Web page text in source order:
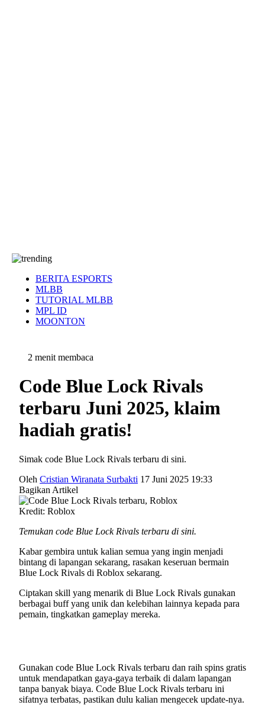
BERITA ESPORTS
MLBB
TUTORIAL MLBB
MPL ID
MOONTON
2 menit membaca
Code Blue Lock Rivals
terbaru Juni 2025, klaim
hadiah gratis!
Simak code Blue Lock Rivals terbaru di sini.
Oleh Cristian Wiranata Surbakti 17 Juni 2025 19:33
Bagikan Artikel
Kredit: Roblox
Temukan code Blue Lock Rivals terbaru di sini.
Kabar gembira untuk kalian semua yang ingin menjadi
bintang di lapangan sekarang, rasakan keseruan bermain
Blue Lock Rivals di Roblox sekarang.
Ciptakan skill yang menarik di Blue Lock Rivals gunakan
berbagai buff yang unik dan kelebihan lainnya kepada para
pemain, tingkatkan gameplay mereka.
Gunakan code Blue Lock Rivals terbaru dan raih spins gratis
untuk mendapatkan gaya-gaya terbaik di dalam lapangan
tanpa banyak biaya. Code Blue Lock Rivals terbaru ini
sifatnya terbatas, pastikan dulu kalian mengecek update-nya.